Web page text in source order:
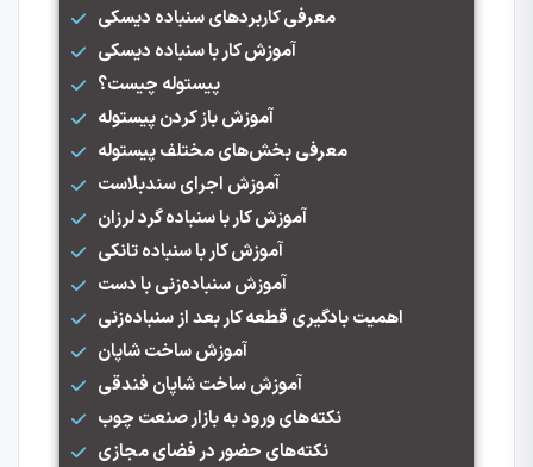
معرفی کاربردهای سنباده دیسکی
آموزش کار با سنباده دیسکی
پیستوله چیست؟
آموزش باز کردن پیستوله
معرفی بخش‌های مختلف پیستوله
آموزش اجرای سندبلاست
آموزش کار با سنباده گرد لرزان
آموزش کار با سنباده تانکی
آموزش سنباده‌زنی با دست
اهمیت بادگیری قطعه کار بعد از سنباده‌زنی
آموزش ساخت شاپان
آموزش ساخت شاپان فندقی
نکته‌های ورود به بازار صنعت چوب
نکته‌های حضور در فضای مجازی